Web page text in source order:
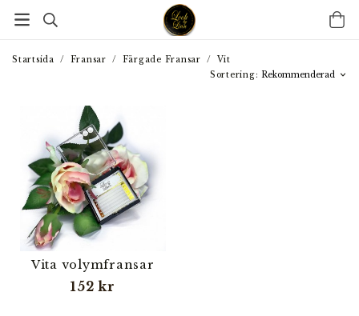
Startsida / Fransar / Färgade Fransar /
Vit
Sortering:
Vita volymfransar
152 kr